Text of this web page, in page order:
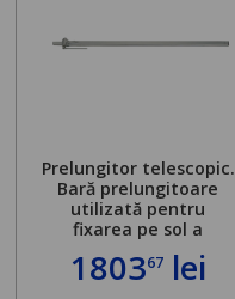
Prelungitor telescopic.
Bară prelungitoare
utilizată pentru
fixarea pe sol a
standului mașinii de
găurit în locul
180367lei